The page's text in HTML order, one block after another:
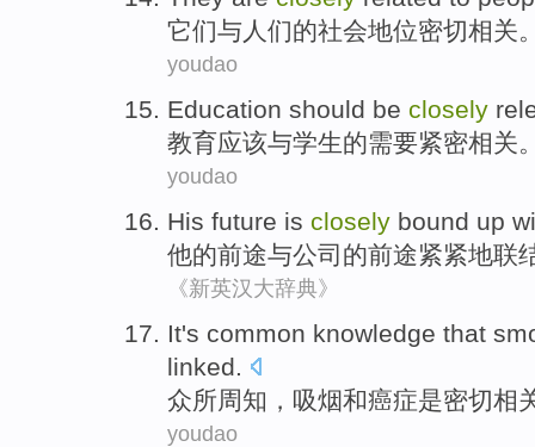
它们与人们的社会地位密切相关
youdao
Education should be closely
教育应该与学生的需要紧密相关
youdao
His future is closely bound up
他的前途与公司的前途紧紧地联
《新英汉大辞典》
It's common knowledge that
linked.
众所周知 ， 吸烟和癌症是密切相
youdao